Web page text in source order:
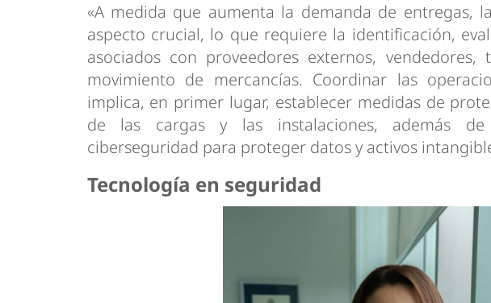
«A medida que aumenta la demanda de entregas, la
aspecto crucial, lo que requiere la identificación,
asociados con proveedores externos,
movimiento de mercancías. Coordinar las
implica, en primer lugar, establecer medidas de
de las cargas y las instalaciones, además de
ciberseguridad para proteger datos y activos
Tecnología en seguridad